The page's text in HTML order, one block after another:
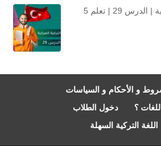
الأفعال المركبة باللغة التركية | الدرس 29 | تعلم 5
و الأحكام و السياسات
؟
دخول الطلاب
التركية السهلة